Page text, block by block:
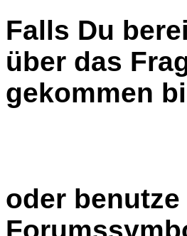
Falls Du
über das
gekommen
oder